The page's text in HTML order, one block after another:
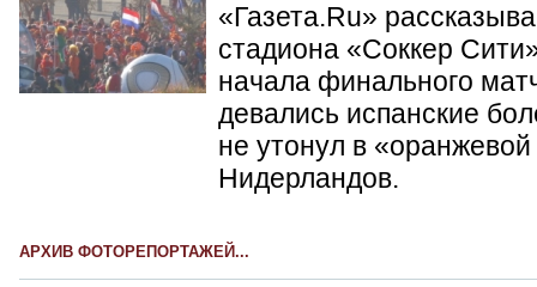
«Газета.Ru»
стадиона «Соккер
начала финального
девались испанские
не утонул в
Нидерландов.
АРХИВ ФОТОРЕПОРТАЖЕЙ...